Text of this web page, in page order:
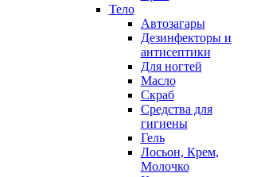
Тело
Автозагары
Дезинфекторы и
антисептики
Для ногтей
Масло
Скраб
Средства для
гигиены
Гель
Лосьон, Крем,
Молочко